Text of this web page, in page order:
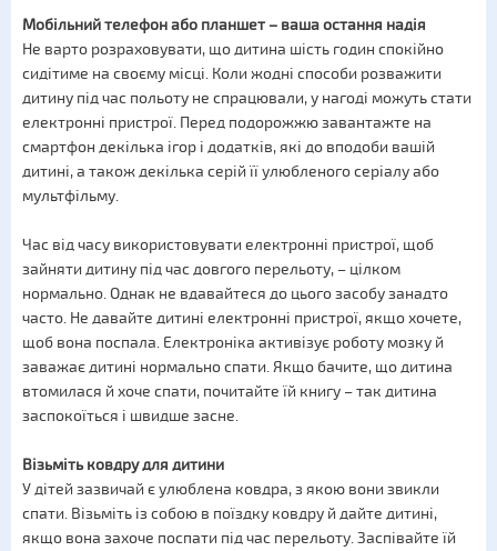
Мобільний телефон або планшет – ваша остання надія
Не варто розраховувати, що дитина шість годин спокійно
сидітиме на своєму місці. Коли жодні способи розважити
дитину під час польоту не спрацювали, у нагоді можуть стати
електронні пристрої. Перед подорожжю завантажте на
смартфон декілька ігор і додатків, які до вподоби вашій
дитині, а також декілька серій її улюбленого серіалу або
мультфільму.
Час від часу використовувати електронні пристрої, щоб
зайняти дитину під час довгого перельоту, – цілком
нормально. Однак не вдавайтеся до цього засобу занадто
часто. Не давайте дитині електронні пристрої, якщо хочете,
щоб вона поспала. Електроніка активізує роботу мозку й
заважає дитині нормально спати. Якщо бачите, що дитина
втомилася й хоче спати, почитайте їй книгу – так дитина
заспокоїться і швидше засне.
Візьміть ковдру для дитини
У дітей зазвичай є улюблена ковдра, з якою вони звикли
спати. Візьміть із собою в поїздку ковдру й дайте дитині,
якщо вона захоче поспати під час перельоту. Заспівайте їй